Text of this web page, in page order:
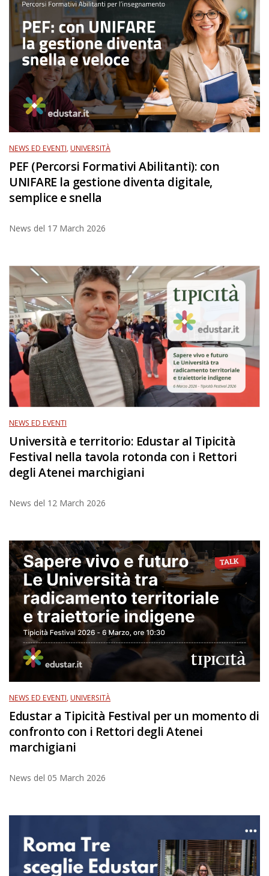
NEWS ED EVENTI,UNIVERSITÀ
PEF (Percorsi Formativi Abilitanti): con
UNIFARE la gestione diventa digitale,
semplice e snella
News del 17 March 2026
NEWS ED EVENTI
Università e territorio: Edustar al Tipicità
Festival nella tavola rotonda con i Rettori
degli Atenei marchigiani
News del 12 March 2026
NEWS ED EVENTI,UNIVERSITÀ
Edustar a Tipicità Festival per un momento di
confronto con i Rettori degli Atenei
marchigiani
News del 05 March 2026